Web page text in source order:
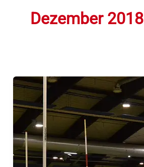
Dezember 2018